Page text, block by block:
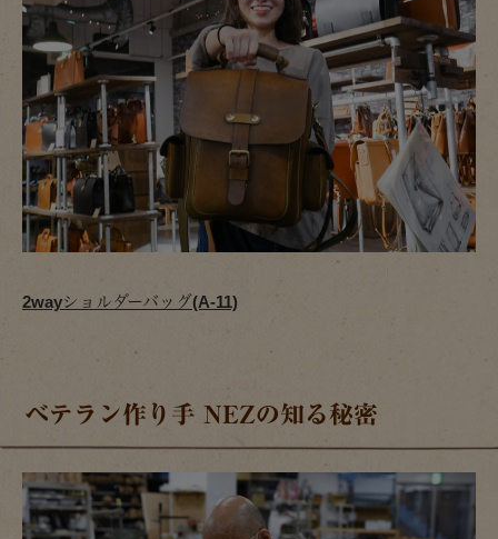
2wayショルダーバッグ(A-11)
ベテラン作り手 NEZの知る秘密